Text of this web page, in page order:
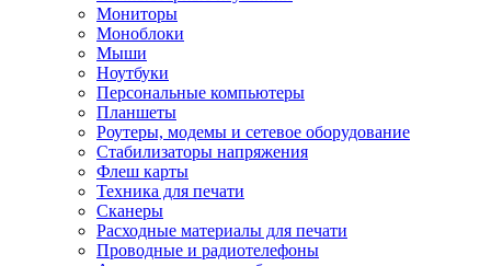
Мониторы
Моноблоки
Мыши
Ноутбуки
Персональные компьютеры
Планшеты
Роутеры, модемы и сетевое оборудование
Стабилизаторы напряжения
Флеш карты
Техника для печати
Сканеры
Расходные материалы для печати
Проводные и радиотелефоны